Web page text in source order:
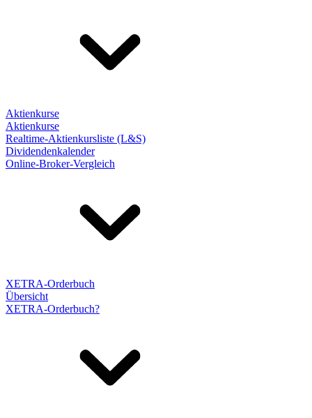
Aktienkurse
Aktienkurse
Realtime-Aktienkursliste (L&S)
Dividendenkalender
Online-Broker-Vergleich
XETRA-Orderbuch
Übersicht
XETRA-Orderbuch?